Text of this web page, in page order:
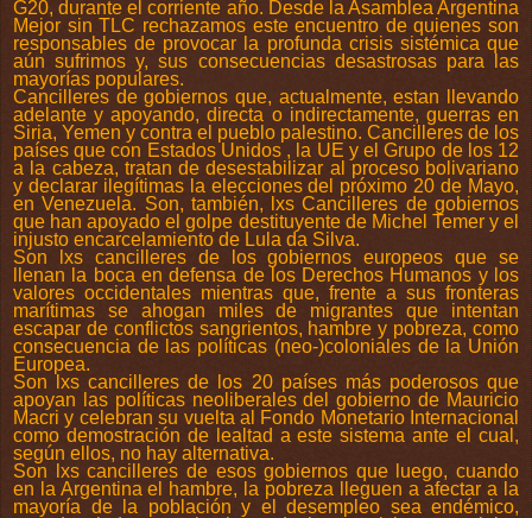
G20, durante el corriente año. Desde la Asamblea Argentina
Mejor sin TLC rechazamos este encuentro de quienes son
responsables de provocar la profunda crisis sistémica que
aún sufrimos y, sus consecuencias desastrosas para las
mayorías populares.
Cancilleres de gobiernos que, actualmente, estan llevando
adelante y apoyando, directa o indirectamente, guerras en
Siria, Yemen y contra el pueblo palestino. Cancilleres de los
países que con Estados Unidos , la UE y el Grupo de los 12
a la cabeza, tratan de desestabilizar al proceso bolivariano
y declarar ilegítimas la elecciones del próximo 20 de Mayo,
en Venezuela. Son, también, lxs Cancilleres de gobiernos
que han apoyado el golpe destituyente de Michel Temer y el
injusto encarcelamiento de Lula da Silva.
Son lxs cancilleres de los gobiernos europeos que se
llenan la boca en defensa de los Derechos Humanos y los
valores occidentales mientras que, frente a sus fronteras
marítimas se ahogan miles de migrantes que intentan
escapar de conflictos sangrientos, hambre y pobreza, como
consecuencia de las políticas (neo-)coloniales de la Unión
Europea.
Son lxs cancilleres de los 20 países más poderosos que
apoyan las políticas neoliberales del gobierno de Mauricio
Macri y celebran su vuelta al Fondo Monetario Internacional
como demostración de lealtad a este sistema ante el cual,
según ellos, no hay alternativa.
Son lxs cancilleres de esos gobiernos que luego, cuando
en la Argentina el hambre, la pobreza lleguen a afectar a la
mayoría de la población y el desempleo sea endémico,